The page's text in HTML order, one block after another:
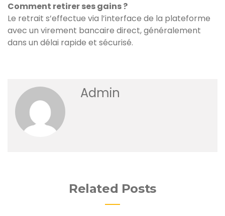
Comment retirer ses gains ?
Le retrait s’effectue via l’interface de la plateforme
avec un virement bancaire direct, généralement
dans un délai rapide et sécurisé.
Admin
Related Posts